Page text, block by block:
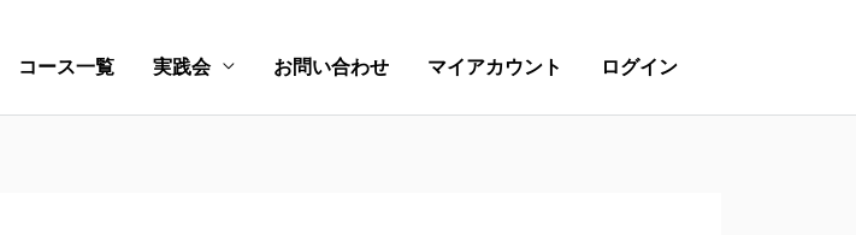
コース一覧 実践会 お問い合わせ マイアカウント ログイン